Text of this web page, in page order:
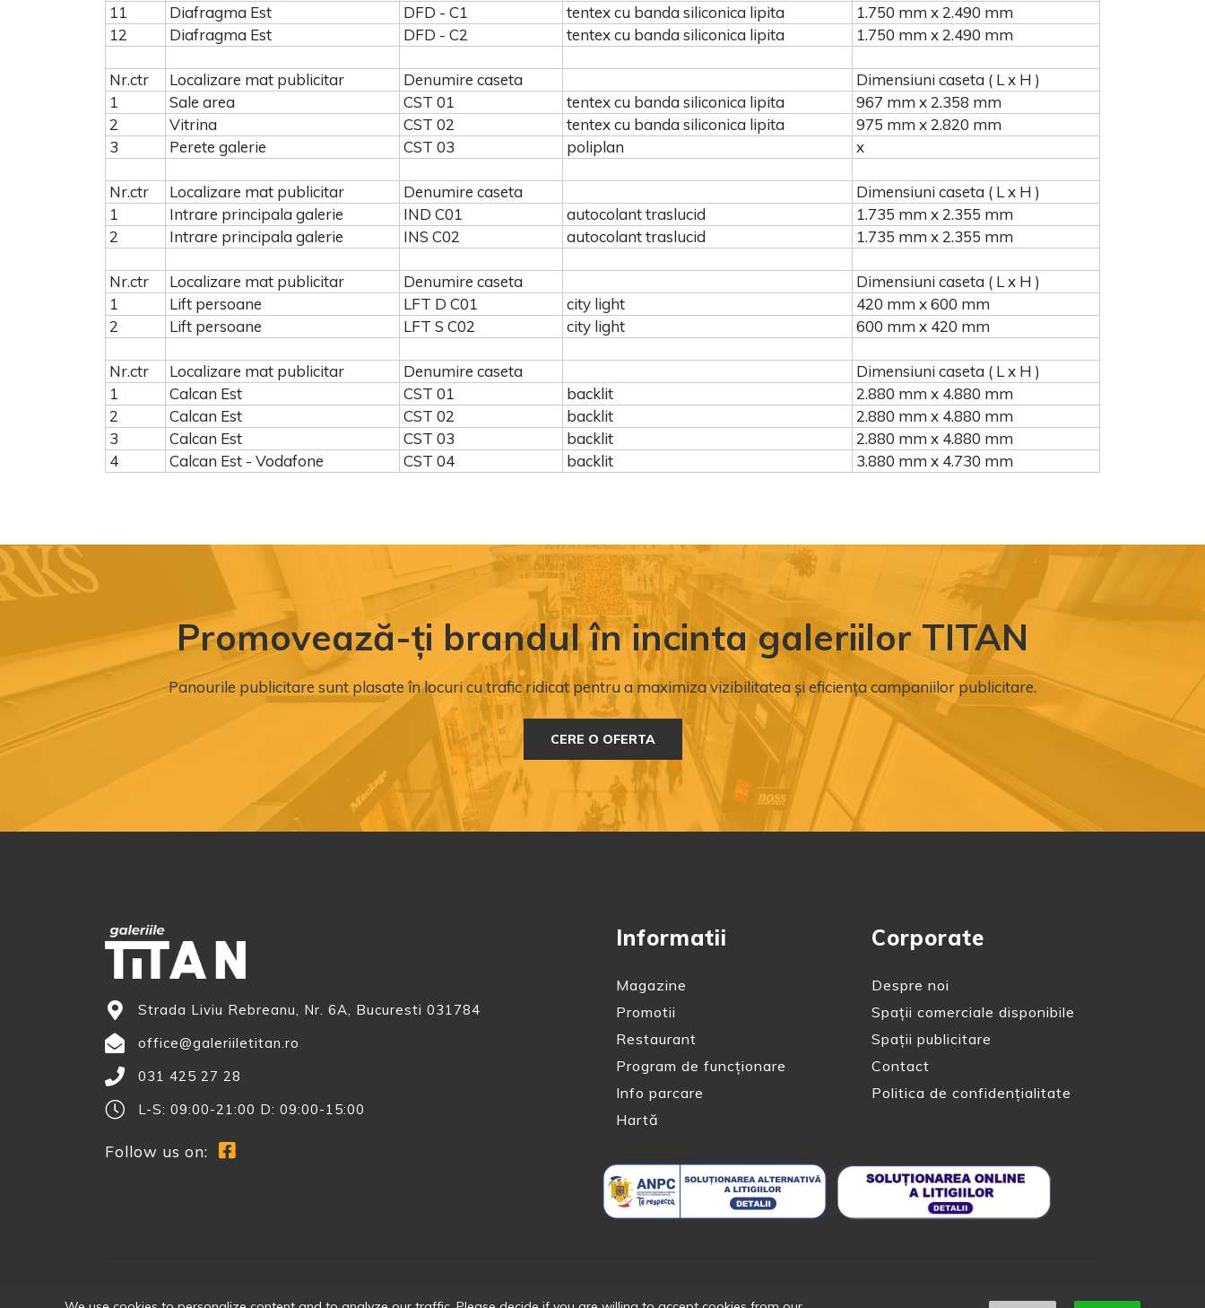
11
Diafragma Est DFD - C1 tentex cu banda siliconica lipita
1.750 mm x 2.490 mm
12
Diafragma Est DFD - C2 tentex cu banda siliconica lipita 1.750 mm x 2.490 mm
Nr.ctr Localizare mat publicitar Denumire caseta
Dimensiuni caseta ( L x H )
1
Sale area CST 01 tentex cu banda siliconica lipita
967 mm x 2.358 mm
2
Vitrina CST 02 tentex cu banda siliconica lipita
975 mm x 2.820 mm
3
Perete galerie CST 03 poliplan x
Nr.ctr Localizare mat publicitar Denumire caseta
Dimensiuni caseta ( L x H )
1
Intrare principala galerie IND C01 autocolant traslucid
1.735 mm x 2.355 mm
2
Intrare principala galerie INS C02 autocolant traslucid 1.735 mm x 2.355 mm
Nr.ctr Localizare mat publicitar Denumire caseta
Dimensiuni caseta ( L x H )
1
Lift persoane LFT D C01 city light
420 mm x 600 mm
2
Lift persoane LFT S C02 city light 600 mm x 420 mm
Nr.ctr Localizare mat publicitar Denumire caseta
Dimensiuni caseta ( L x H )
1
Calcan Est CST 01 backlit
2.880 mm x 4.880 mm
2
Calcan Est CST 02 backlit
2.880 mm x 4.880 mm
3
Calcan Est CST 03 backlit
2.880 mm x 4.880 mm
4
Calcan Est - Vodafone CST 04 backlit 3.880 mm x 4.730 mm
Promovează-ți brandul în incinta galeriilor TITAN
Panourile publicitare sunt plasate în locuri cu trafic ridicat pentru a maximiza vizibilitatea și eficiența campaniilor publicitare.
CERE O OFERTA
Strada Liviu Rebreanu, Nr. 6A, Bucuresti 031784
office@galeriiletitan.ro
031 425 27 28
L-S: 09:00-21:00 D: 09:00-15:00
Follow us on:
Informatii
Magazine
Promotii
Restaurant
Program de funcționare
Info parcare
Hartă
Corporate
Despre noi
Spații comerciale disponibile
Spații publicitare
Contact
Politica de confidențialitate